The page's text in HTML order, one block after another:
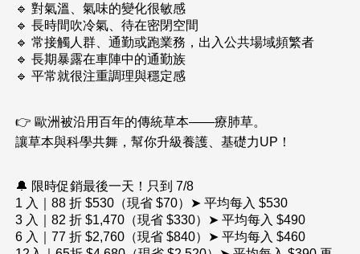
🔹 對氣溫、氣味的變化很敏感
🔹 長時間吹冷氣、待在密閉空間
🔹 常接觸人群、通勤或跑業務，出入公共場域頻繁者
🔹 長期暴露在車陣中的通勤族
🔹 平常就很注重調理與穩定感
👉 歐洲被沿用百年的傳統草本——療肺草。
讓草本與科學共舞，幫你升級養護、基礎力UP！
🔔 限時促銷最後一天！只到 7/8
1 入｜88 折 $530（現省 $70）➤ 平均每入 $530
3 入｜82 折 $1,470（現省 $330）➤ 平均每入 $490
6 入｜77 折 $2,760（現省 $840）➤ 平均每入 $460